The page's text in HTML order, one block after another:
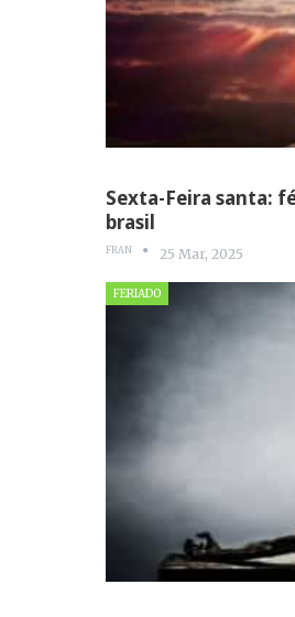
Sexta-Feira santa:
brasil
FRAN 25 Mar, 2025
FERIADO